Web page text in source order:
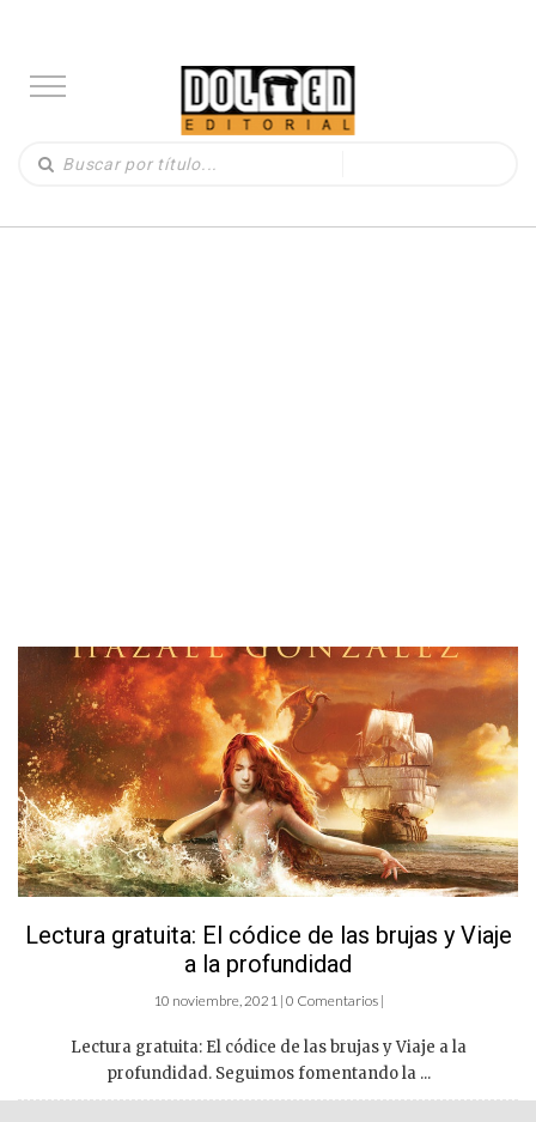
Lectura gratuita: El códice de las brujas y Viaje
a la profundidad
10 noviembre, 2021 | 0 Comentarios |
Lectura gratuita: El códice de las brujas y Viaje a la
profundidad. Seguimos fomentando la ...